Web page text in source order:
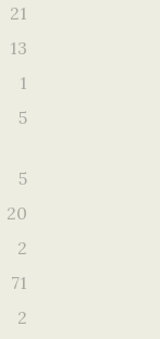
21
13
1
5
5
20
2
71
2